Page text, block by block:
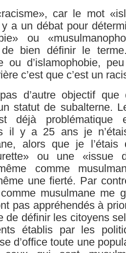
car le mot
a un débat pour
ou
de bien définir le
ou d’islamophobie,
c’est que c’est un
d’autre objectif
statut de subalterne.
déjà
il y a 25 ans je
alors que je l’étais
ou une «issue
comme
une fierté. Par
comme musulmane me
pas appréhendés à
de définir les citoyens
établis par les
d’office toute une